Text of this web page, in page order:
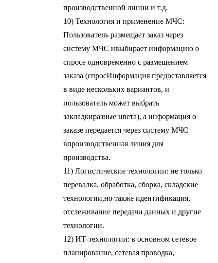
производственной линии и т.д.
10) Технология и применение МЧС:
Пользователь размещает заказ через
систему МЧС ивыбирает информацию о
спросе одновременно с размещением
заказа (спросИнформация предоставляется
в виде нескольких вариантов, и
пользователь может выбрать
закладкиразные цвета), а информация о
заказе передается через систему МЧС
впроизводственная линия для
производства.
11) Логистические технологии: не только
перевалка, обработка, сборка, складские
технологии,но также идентификация,
отслеживание передачи данных и другие
технологии.
12) ИТ-технологии: в основном сетевое
планирование, сетевая проводка,